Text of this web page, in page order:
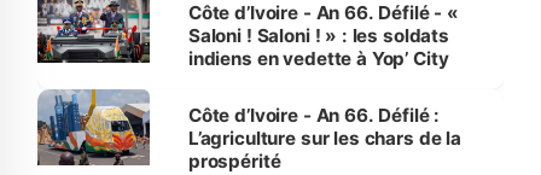
Côte d’Ivoire - An 66. Défilé - «
Saloni ! Saloni ! » : les soldats
indiens en vedette à Yop’ City
Côte d’Ivoire - An 66. Défilé :
L’agriculture sur les chars de la
prospérité